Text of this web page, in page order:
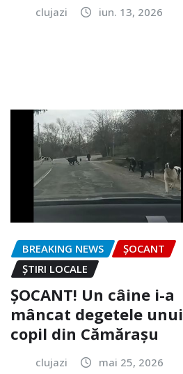
clujazi iun. 13, 2026
BREAKING NEWS
ȘOCANT
ȘTIRI LOCALE
ȘOCANT! Un câine i-a
mâncat degetele unui
copil din Cămărașu
clujazi mai 25, 2026